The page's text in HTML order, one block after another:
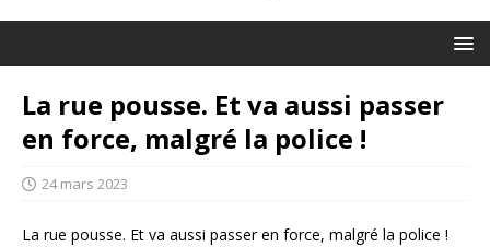
La rue pousse. Et va aussi passer
en force, malgré la police !
24 mars 2023
La rue pousse. Et va aussi passer en force, malgré la police !